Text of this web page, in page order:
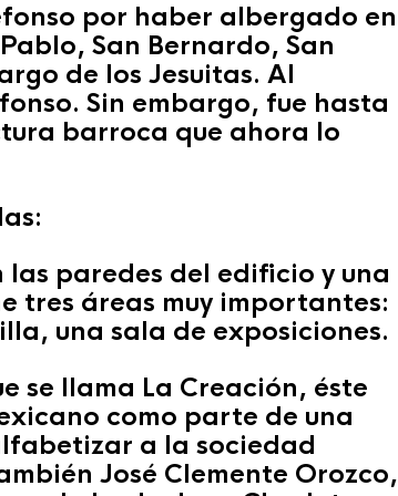
por haber albergado en
San Bernardo, San
de los Jesuitas. Al
Sin embargo, fue hasta
barroca que ahora lo
paredes del edificio y una
tres áreas muy importantes:
una sala de exposiciones.
se llama La Creación, éste
como parte de una
a la sociedad
José Clemente Orozco,